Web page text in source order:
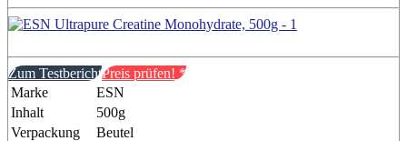
Zum TestberichtPreis prüfen! *
Marke
ESN
Inhalt
500g
Verpackung
Beutel